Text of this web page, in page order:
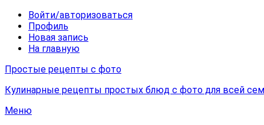
Войти/авторизоваться
Профиль
Новая запись
На главную
Простые рецепты с фото
Кулинарные рецепты простых блюд с фото для всей
Меню